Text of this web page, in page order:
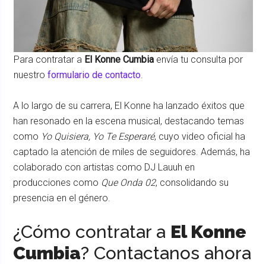
Para contratar a El Konne Cumbiaenvía tu consulta por
nuestro formulario de contacto.
A lo largo de su carrera, El Konne ha lanzado éxitos que
han resonado en la escena musical, destacando temas
como Yo Quisiera, Yo Te Esperaré, cuyo video oficial ha
captado la atención de miles de seguidores. Además, ha
colaborado con artistas como DJ Lauuh en
producciones como Que Onda 02, consolidando su
presencia en el género.
¿Cómo contratar a El Konne
Cumbia? Contactanos ahora